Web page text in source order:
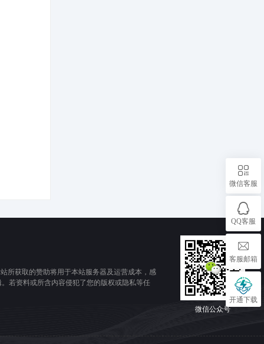
所获取的赞助将用于本站服务器及运营成本，感
若资料或所含内容侵犯了您的版权或隐私等任
微信公众号
微信客服
QQ客服
客服邮箱
开通下载